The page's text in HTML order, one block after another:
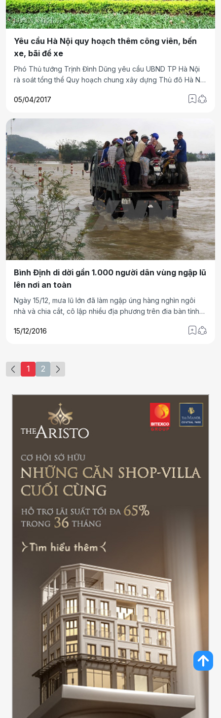
Yêu cầu Hà Nội quy hoạch thêm công viên, bến
xe, bãi để xe
Phó Thủ tướng Trịnh Đình Dũng yêu cầu UBND TP Hà Nội
rà soát tổng thể Quy hoạch chung xây dựng Thủ đô Hà Nội
các khu đô thị, khu công nghiệp cần lưu ý bố trí tăng thêm
điều hòa nước, hạn chế ngập úng.
05/04/2017
Bình Định di dời gần 1.000 người dân vùng ngập lũ
lên nơi an toàn
Ngày 15/12, mưa lũ lớn đã làm ngập úng hàng nghìn ngôi
nhà và chia cắt, cô lập nhiều địa phương trên đia bàn tỉnh
15/12/2016
1 2